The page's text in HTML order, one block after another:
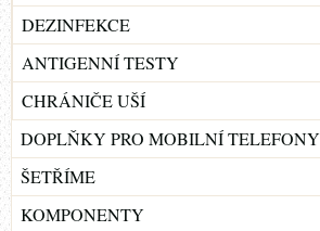
DEZINFEKCE
ANTIGENNÍ TESTY
CHRÁNIČE UŠÍ
DOPLŇKY PRO MOBILNÍ TELEFONY
ŠETŘÍME
KOMPONENTY